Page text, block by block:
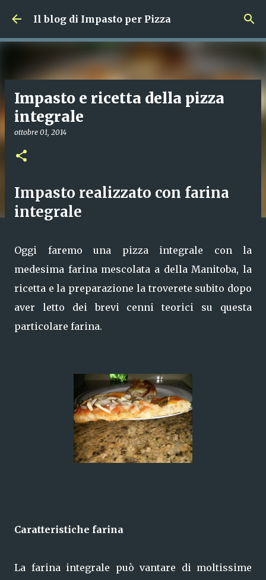
Passa ai contenuti principali
Il blog di Impasto per Pizza
Impasto e ricetta della pizza
integrale
ottobre 01, 2014
Impasto realizzato con farina
integrale
Oggi faremo una pizza integrale con la
medesima farina mescolata a della Manitoba, la
ricetta e la preparazione la troverete subito dopo
aver letto dei brevi cenni teorici su questa
particolare farina.
Caratteristiche farina
La farina integrale può vantare di moltissime